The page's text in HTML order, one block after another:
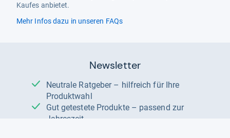
Kaufes anbietet.
Mehr Infos dazu in unseren FAQs
Newsletter
Neutrale Ratgeber – hilfreich für Ihre
Produktwahl
Gut getestete Produkte – passend zur
Jahreszeit